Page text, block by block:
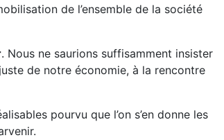
de l’ensemble de la société
. Nous ne saurions suffisamment insister
de notre économie, à la rencontre
pourvu que l’on s’en donne les